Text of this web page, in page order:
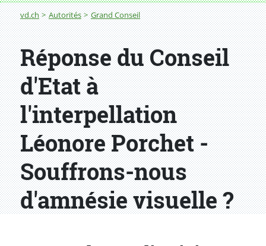
Fil d'Ariane
vd.ch Autorités Grand Conseil
Réponse du Conseil
d'Etat à
l'interpellation
Léonore Porchet -
Souffrons-nous
d'amnésie visuelle ?